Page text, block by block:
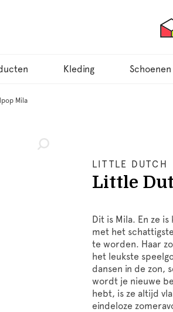
Kleding Schoenen
Mila
LITTLE DUTCH
Little
Dit is Mila. En ze
met het
te worden. Haar
het leukste
dansen in de zon,
wordt je nieuwe
hebt, is ze altijd
eindeloze